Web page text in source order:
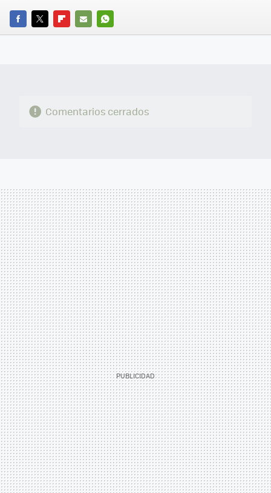
FACEBOOK
TWITTERFLIPBOARD
E-
WHATSAPP
Comentarios cerrados